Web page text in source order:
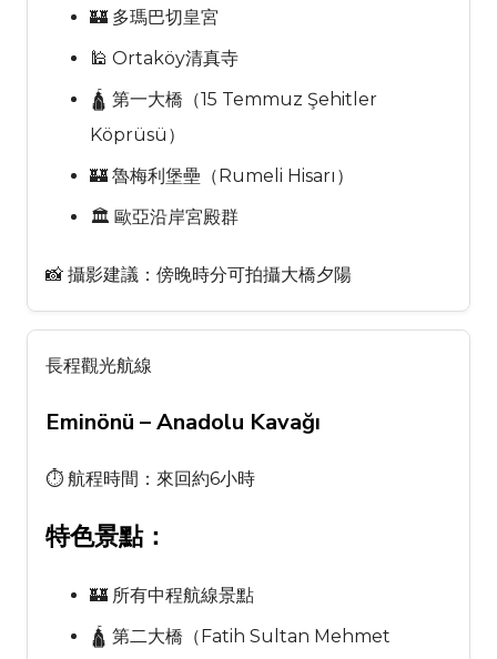
🏰 多瑪巴切皇宮
🕌 Ortaköy清真寺
🛕 第一大橋（15 Temmuz Şehitler
Köprüsü）
🏰 魯梅利堡壘（Rumeli Hisarı）
🏛 歐亞沿岸宮殿群
📸 攝影建議：傍晚時分可拍攝大橋夕陽
長程觀光航線
Eminönü – Anadolu Kavağı
⏱ 航程時間：來回約6小時
特色景點：
🏰 所有中程航線景點
🛕 第二大橋（Fatih Sultan Mehmet